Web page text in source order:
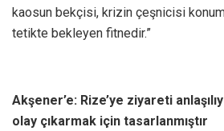
kaosun bekçisi, krizin çeşnicisi
tetikte bekleyen fitnedir.”
Akşener’e: Rize’ye ziyareti
olay çıkarmak için tasarlanmıştır